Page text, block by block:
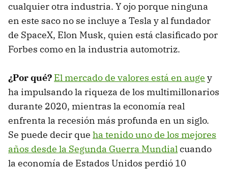
cualquier otra industria. Y ojo porque ninguna
en este saco no se incluye a Tesla y al fundador
de SpaceX, Elon Musk, quien está clasificado por
Forbes como en la industria automotriz.
¿Por qué? El mercado de valores está en auge y
ha impulsando la riqueza de los multimillonarios
durante 2020, mientras la economía real
enfrenta la recesión más profunda en un siglo.
Se puede decir que ha tenido uno de los mejores
años desde la Segunda Guerra Mundialcuando
la economía de Estados Unidos perdió 10